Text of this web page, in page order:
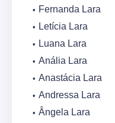
Fernanda Lara
Letícia Lara
Luana Lara
Anália Lara
Anastácia Lara
Andressa Lara
Ângela Lara